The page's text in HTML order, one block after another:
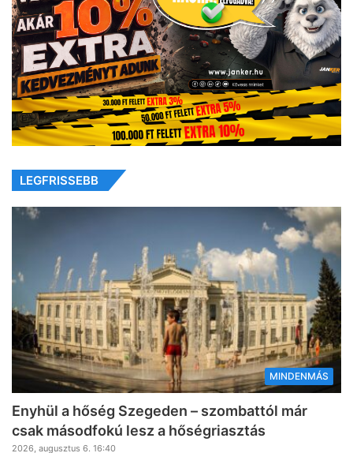
LEGFRISSEBB
MINDENMÁS
Enyhül a hőség Szegeden – szombattól már
csak másodfokú lesz a hőségriasztás
2026, augusztus 6. 16:40